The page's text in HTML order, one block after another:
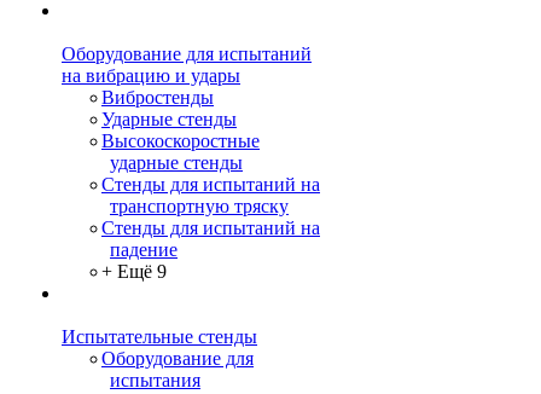
Оборудование для испытаний
на вибрацию и удары
Вибростенды
Ударные стенды
Высокоскоростные
ударные стенды
Стенды для испытаний на
транспортную тряску
Стенды для испытаний на
падение
+ Ещё 9
Испытательные стенды
Оборудование для
испытания